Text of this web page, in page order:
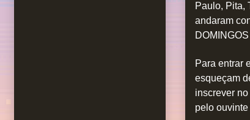
Paulo, Pita,
andaram
Para entrar
esqueçam
inscrever
pelo